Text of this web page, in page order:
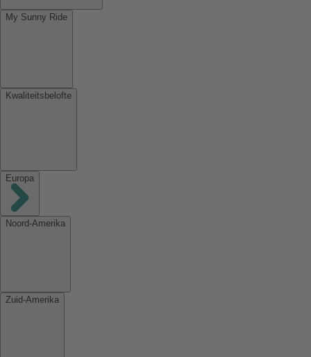
My Sunny Ride
Kwaliteitsbelofte
Europa
Noord-Amerika
Zuid-Amerika